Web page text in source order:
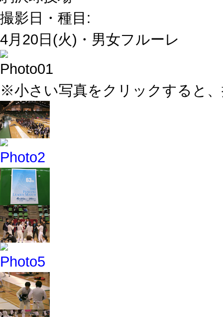
撮影日・種目:
4月20日(火)・男女フルーレ
※小さい写真をクリックすると